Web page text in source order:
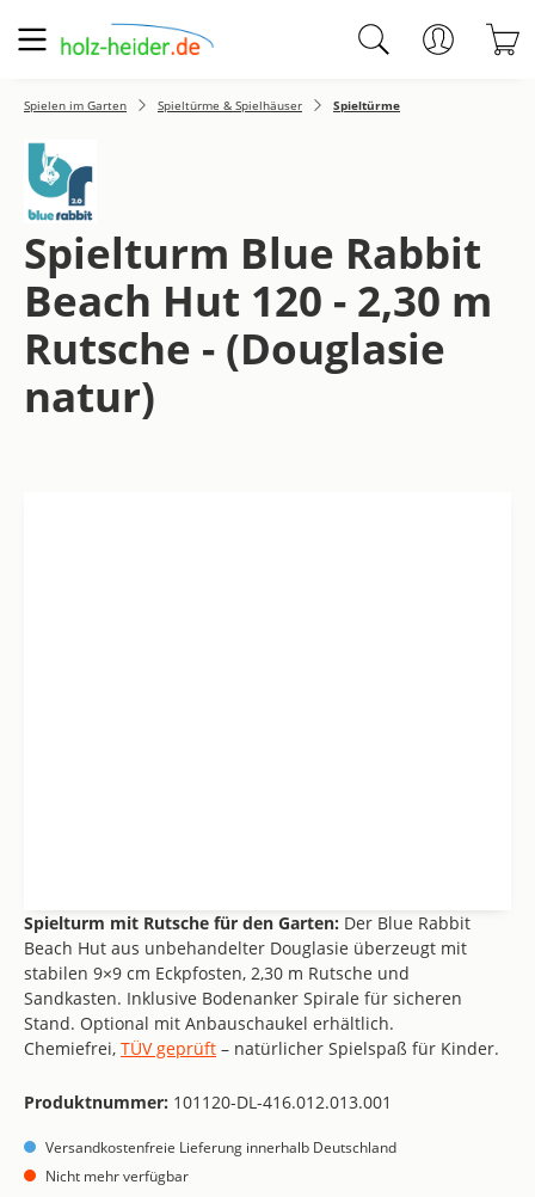
Zum Hauptinhalt springen
Spielen im Garten Spieltürme & Spielhäuser Spieltürme
Spielturm Blue Rabbit
Beach Hut 120 - 2,30 m
Rutsche - (Douglasie
natur)
Spielturm mit Rutsche für den Garten: Der Blue Rabbit
Beach Hut aus unbehandelter Douglasie überzeugt mit
stabilen 9×9 cm Eckpfosten, 2,30 m Rutsche und
Sandkasten. Inklusive Bodenanker Spirale für sicheren
Stand. Optional mit Anbauschaukel erhältlich.
Chemiefrei, TÜV geprüft – natürlicher Spielspaß für Kinder.
Produktnummer: 101120-DL-416.012.013.001
Versandkostenfreie Lieferung innerhalb Deutschland
Nicht mehr verfügbar